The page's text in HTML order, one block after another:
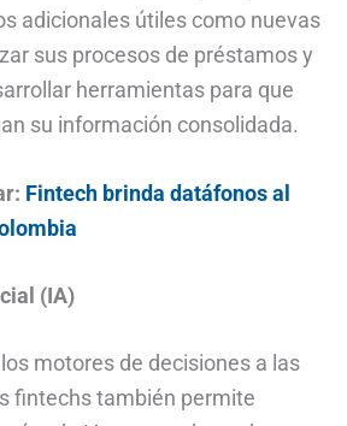
adicionales útiles como nuevas
sus procesos de préstamos y
herramientas para que
su información consolidada.
Fintech brinda datáfonos al
(IA)
motores de decisiones a las
fintechs también permite